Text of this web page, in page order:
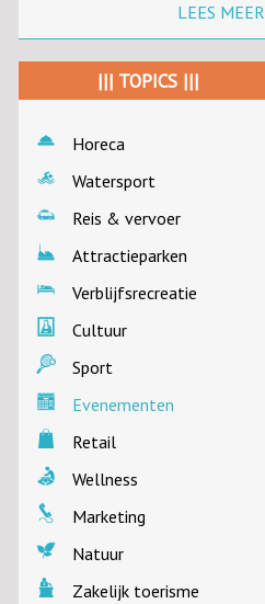
LEES MEER
||| TOPICS |||
Horeca
Watersport
Reis & vervoer
Attractieparken
Verblijfsrecreatie
Cultuur
Sport
Evenementen
Retail
Wellness
Marketing
Natuur
Zakelijk toerisme